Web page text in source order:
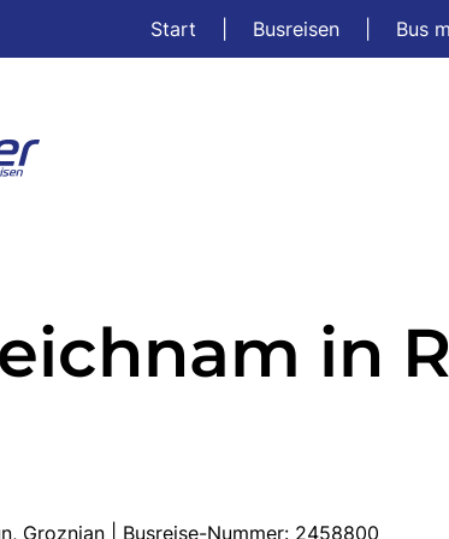
Start Busreisen Bus
in
Groznjan | Busreise-Nummer: 2458800